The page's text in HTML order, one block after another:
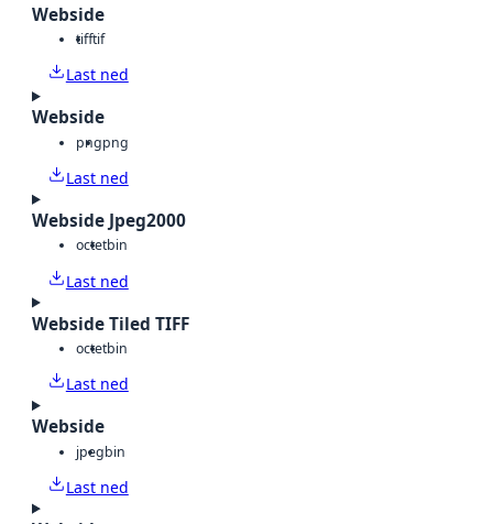
Webside
tifftif
Last ned
Webside
pngpng
Last ned
Webside Jpeg2000
octetbin
Last ned
Webside Tiled TIFF
octetbin
Last ned
Webside
jpegbin
Last ned